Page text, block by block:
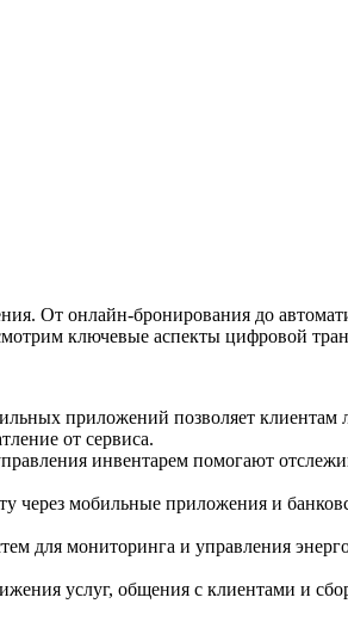
От онлайн-бронирования до
ключевые аспекты цифровой
приложений позволяет клиентам
от сервиса.
инвентарем помогают
мобильные приложения и
для мониторинга и управления
услуг, общения с клиентами и